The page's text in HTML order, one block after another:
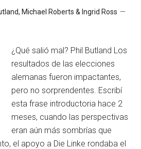
Michael Roberts & Ingrid Ross
¿Qué salió mal? Phil Butland Los
resultados de las elecciones
alemanas fueron impactantes,
pero no sorprendentes. Escribí
esta frase introductoria hace 2
meses, cuando las perspectivas
eran aún más sombrías que
el apoyo a Die Linke rondaba el